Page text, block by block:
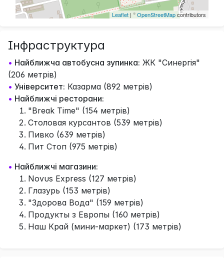
Leaflet | ©OpenStreetMapcontributors
Інфраструктура
• Найближча автобусна зупинка: ЖК "Синергія"
(206 метрів)
• Університет: Казарма (892 метрів)
• Найближчі ресторани:
"Break Time" (154 метрів)
Столовая курсантов (539 метрів)
Пивко (639 метрів)
Пит Стоп (975 метрів)
• Найближчі магазини:
Novus Express (127 метрів)
Глазурь (153 метрів)
"Здорова Вода" (159 метрів)
Продукты з Европы (160 метрів)
Наш Край (мини-маркет) (173 метрів)